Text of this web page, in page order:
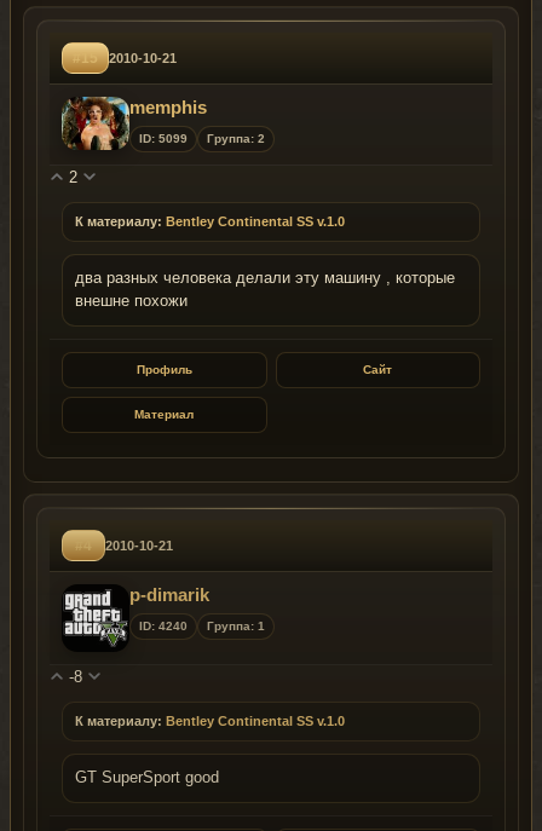
#15 2010-10-21
memphis
ID: 5099 Группа: 2
2
К материалу: Bentley Continental SS v.1.0
два разных человека делали эту машину , которые
внешне похожи
Профиль Сайт
Материал
#4 2010-10-21
p-dimarik
ID: 4240 Группа: 1
-8
К материалу: Bentley Continental SS v.1.0
GT SuperSport good